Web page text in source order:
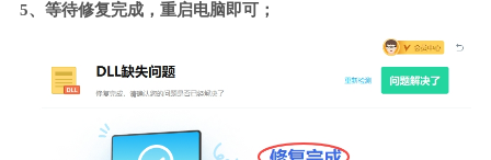
5、等待修复完成，重启电脑即可；